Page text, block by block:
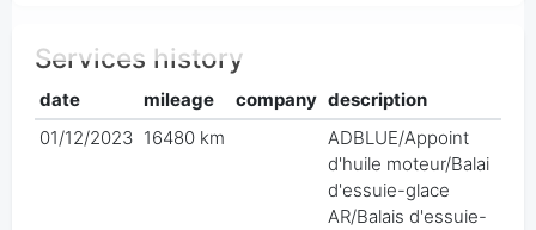
Services history
date mileage company description
01/12/2023 16480 km
ADBLUE/Appoint
d'huile moteur/Balai
d'essuie-glace
AR/Balais d'essuie-